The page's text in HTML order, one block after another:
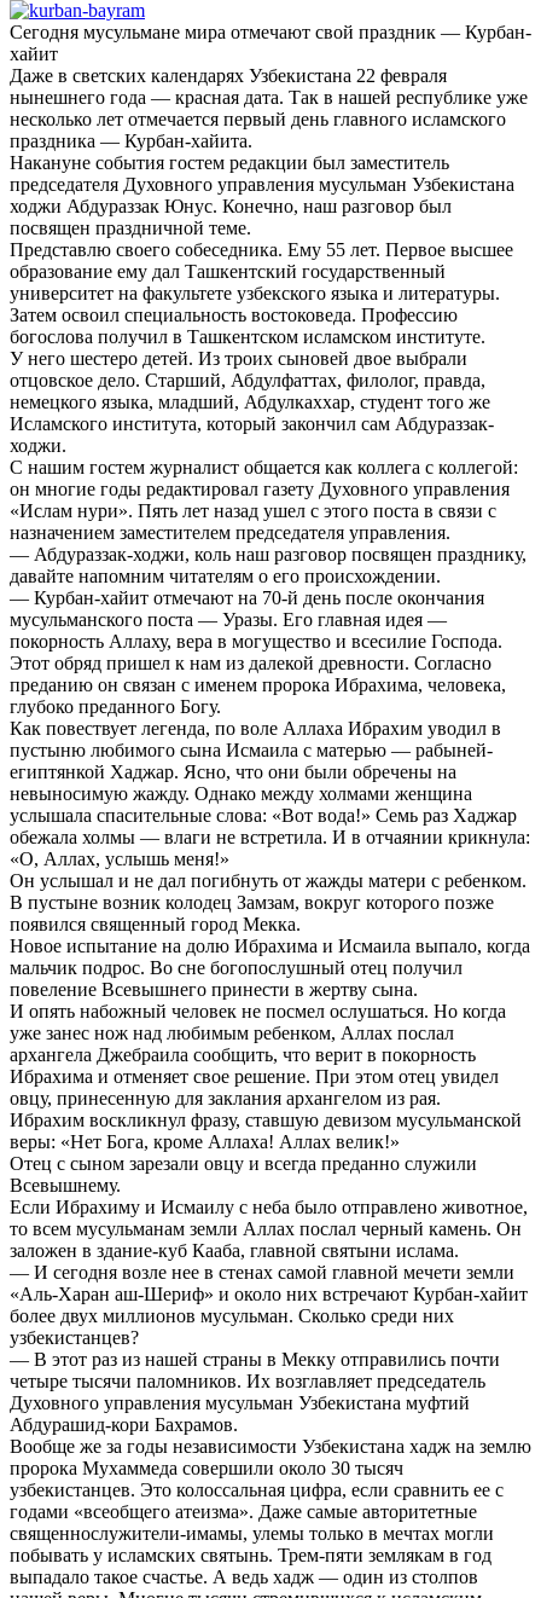
Сегодня мусульмане мира отмечают свой праздник — Курбан-
хайит
Даже в светских календарях Узбекистана 22 февраля
нынешнего года — красная дата. Так в нашей республике уже
несколько лет отмечается первый день главного исламского
праздника — Курбан-хайита.
Накануне события гостем редакции был заместитель
председателя Духовного управления мусульман Узбекистана
ходжи Абдураззак Юнус. Конечно, наш разговор был
посвящен праздничной теме.
Представлю своего собеседника. Ему 55 лет. Первое высшее
образование ему дал Ташкентский государственный
университет на факультете узбекского языка и литературы.
Затем освоил специальность востоковеда. Профессию
богослова получил в Ташкентском исламском институте.
У него шестеро детей. Из троих сыновей двое выбрали
отцовское дело. Старший, Абдулфаттах, филолог, правда,
немецкого языка, младший, Абдулкаххар, студент того же
Исламского института, который закончил сам Абдураззак-
ходжи.
С нашим гостем журналист общается как коллега с коллегой:
он многие годы редактировал газету Духовного управления
«Ислам нури». Пять лет назад ушел с этого поста в связи с
назначением заместителем председателя управления.
— Абдураззак-ходжи, коль наш разговор посвящен празднику,
давайте напомним читателям о его происхождении.
— Курбан-хайит отмечают на 70-й день после окончания
мусульманского поста — Уразы. Его главная идея —
покорность Аллаху, вера в могущество и всесилие Господа.
Этот обряд пришел к нам из далекой древности. Согласно
преданию он связан с именем пророка Ибрахима, человека,
глубоко преданного Богу.
Как повествует легенда, по воле Аллаха Ибрахим уводил в
пустыню любимого сына Исмаила с матерью — рабыней-
египтянкой Хаджар. Ясно, что они были обречены на
невыносимую жажду. Однако между холмами женщина
услышала спасительные слова: «Вот вода!» Семь раз Хаджар
обежала холмы — влаги не встретила. И в отчаянии крикнула:
«О, Аллах, услышь меня!»
Он услышал и не дал погибнуть от жажды матери с ребенком.
В пустыне возник колодец Замзам, вокруг которого позже
появился священный город Мекка.
Новое испытание на долю Ибрахима и Исмаила выпало, когда
мальчик подрос. Во сне богопослушный отец получил
повеление Всевышнего принести в жертву сына.
И опять набожный человек не посмел ослушаться. Но когда
уже занес нож над любимым ребенком, Аллах послал
архангела Джебраила сообщить, что верит в покорность
Ибрахима и отменяет свое решение. При этом отец увидел
овцу, принесенную для заклания архангелом из рая.
Ибрахим воскликнул фразу, ставшую девизом мусульманской
веры: «Нет Бога, кроме Аллаха! Аллах велик!»
Отец с сыном зарезали овцу и всегда преданно служили
Всевышнему.
Если Ибрахиму и Исмаилу с неба было отправлено животное,
то всем мусульманам земли Аллах послал черный камень. Он
заложен в здание-куб Кааба, главной святыни ислама.
— И сегодня возле нее в стенах самой главной мечети земли
«Аль-Харан аш-Шериф» и около них встречают Курбан-хайит
более двух миллионов мусульман. Сколько среди них
узбекистанцев?
— В этот раз из нашей страны в Мекку отправились почти
четыре тысячи паломников. Их возглавляет председатель
Духовного управления мусульман Узбекистана муфтий
Абдурашид-кори Бахрамов.
Вообще же за годы независимости Узбекистана хадж на землю
пророка Мухаммеда совершили около 30 тысяч
узбекистанцев. Это колоссальная цифра, если сравнить ее с
годами «всеобщего атеизма». Даже самые авторитетные
священнослужители-имамы, улемы только в мечтах могли
побывать у исламских святынь. Трем-пяти землякам в год
выпадало такое счастье. А ведь хадж — один из столпов